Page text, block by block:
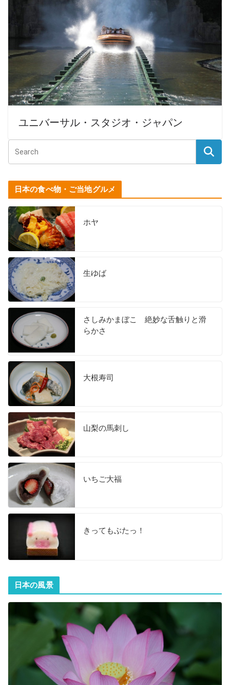
ユニバーサル・スタジオ・ジャパン
日本の食べ物・ご当地グルメ
ホヤ
生ゆば
さしみかまぼこ 絶妙な舌触りと滑
らかさ
大根寿司
山梨の馬刺し
いちご大福
きってもぶたっ！
日本の風景